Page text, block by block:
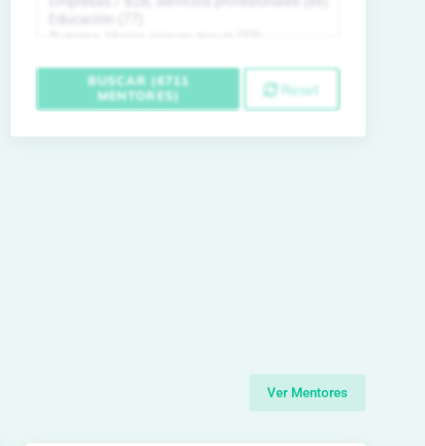
BUSCAR (6711
MENTORES)
Reset
Ver Mentores